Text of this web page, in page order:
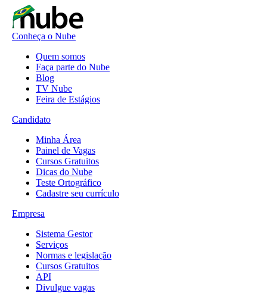
Conheça o Nube
Quem somos
Faça parte do Nube
Blog
TV Nube
Feira de Estágios
Candidato
Minha Área
Painel de Vagas
Cursos Gratuitos
Dicas do Nube
Teste Ortográfico
Cadastre seu currículo
Empresa
Sistema Gestor
Serviços
Normas e legislação
Cursos Gratuitos
API
Divulgue vagas